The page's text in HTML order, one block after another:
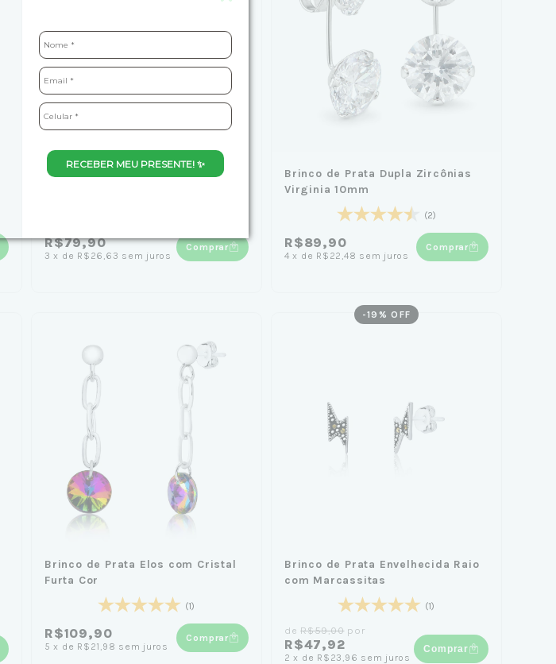
RECEBER MEU PRESENTE! ✨
Brinco de Prata Quadrado 9mm
R$79,90
3 x de R$26,63 sem juros
Comprar
Brinco de Prata Dupla Zircônias
Virginia 10mm
(2)
R$89,90
4 x de R$22,48 sem juros
Comprar
Brinco de Prata Elos com Cristal
Furta Cor
(1)
R$109,90
5 x de R$21,98 sem juros
Comprar
-19 % OFF
Brinco de Prata Envelhecida Raio
com Marcassitas
(1)
deR$59,00por
R$47,92
2 x de R$23,96 sem juros
Comprar